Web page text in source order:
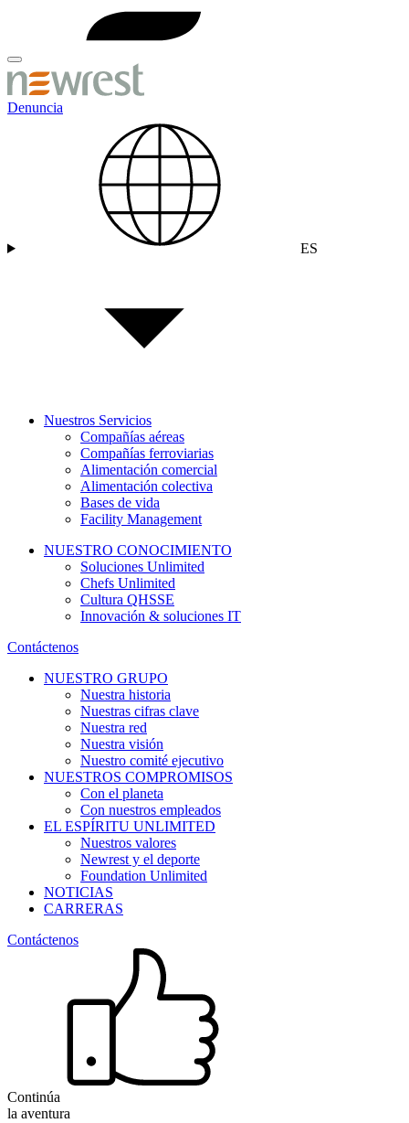
Denuncia
ES
Nuestros Servicios
Compañías aéreas
Compañías ferroviarias
Alimentación comercial
Alimentación colectiva
Bases de vida
Facility Management
NUESTRO CONOCIMIENTO
Soluciones Unlimited
Chefs Unlimited
Cultura QHSSE
Innovación & soluciones IT
Contáctenos
NUESTRO GRUPO
Nuestra historia
Nuestras cifras clave
Nuestra red
Nuestra visión
Nuestro comité ejecutivo
NUESTROS COMPROMISOS
Con el planeta
Con nuestros empleados
EL ESPÍRITU UNLIMITED
Nuestros valores
Newrest y el deporte
Foundation Unlimited
NOTICIAS
CARRERAS
Contáctenos
Continúa
la aventura